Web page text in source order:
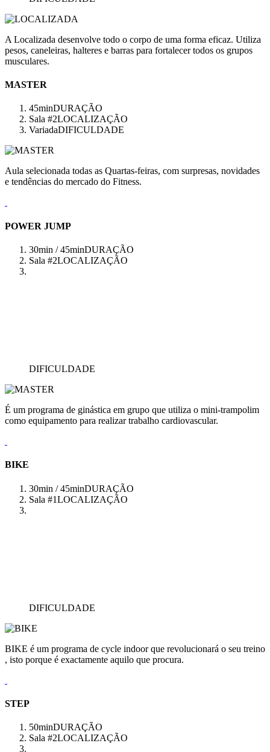
A Localizada desenvolve todo o corpo de uma forma eficaz. Utiliza
pesos, caneleiras, halteres e barras para fortalecer todos os grupos
musculares.
MASTER
45minDURAÇÃO
Sala #2LOCALIZAÇÃO
VariadaDIFICULDADE
Aula selecionada todas as Quartas-feiras, com surpresas, novidades
e tendências do mercado do Fitness.
POWER JUMP
30min / 45minDURAÇÃO
Sala #2LOCALIZAÇÃO
DIFICULDADE
É um programa de ginástica em grupo que utiliza o mini-trampolim
como equipamento para realizar trabalho cardiovascular.
BIKE
30min / 45minDURAÇÃO
Sala #1LOCALIZAÇÃO
DIFICULDADE
BIKE é um programa de cycle indoor que revolucionará o seu treino
, isto porque é exactamente aquilo que procura.
STEP
50minDURAÇÃO
Sala #2LOCALIZAÇÃO